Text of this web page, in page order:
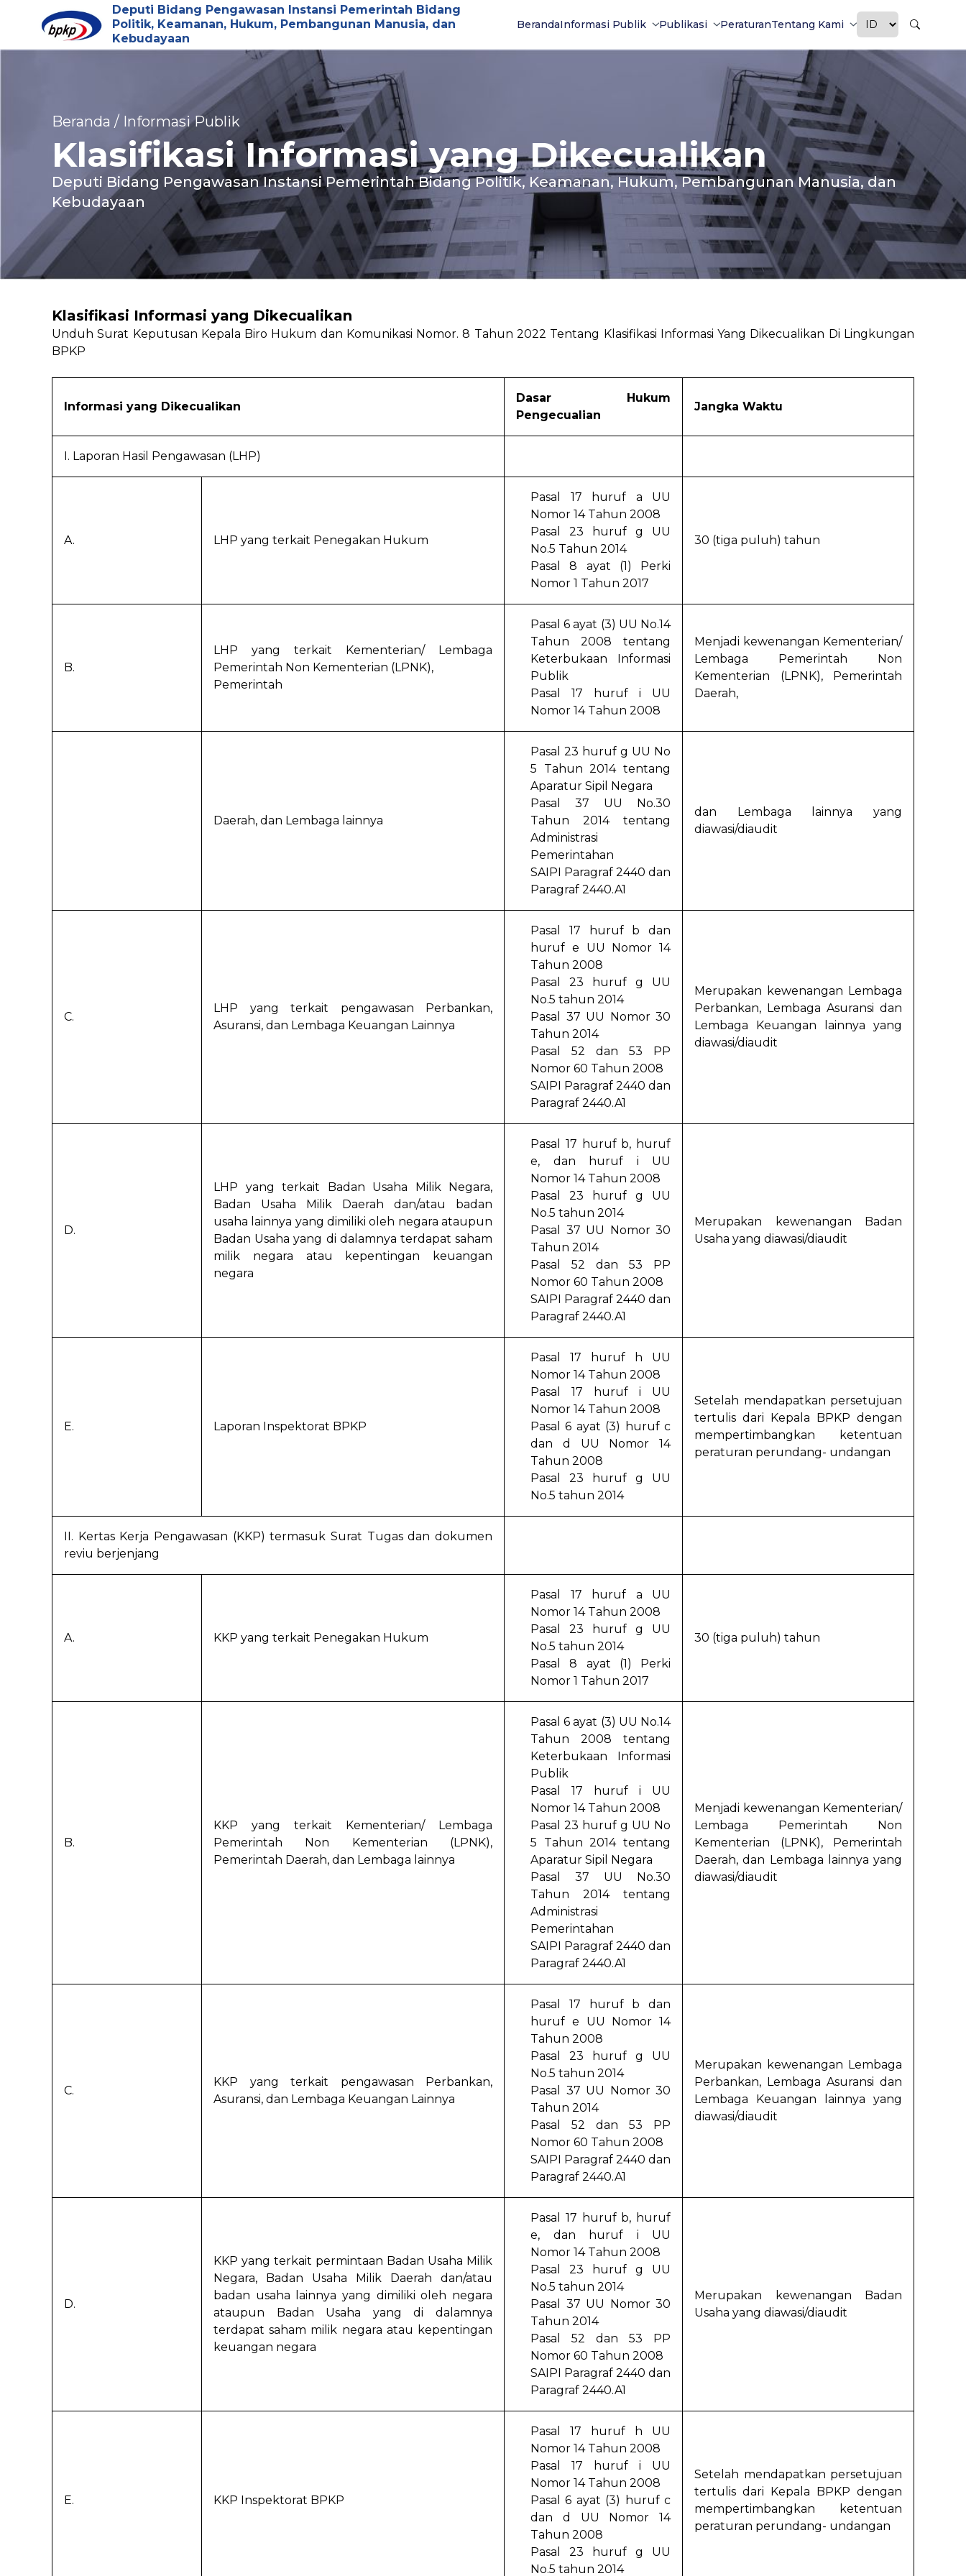
Deputi Bidang Pengawasan Instansi Pemerintah Bidang
Politik, Keamanan, Hukum, Pembangunan Manusia, dan
Kebudayaan
BerandaInformasi Publik Publikasi PeraturanTentang Kami
Beranda / Informasi Publik
Klasifikasi Informasi yang Dikecualikan
Deputi Bidang Pengawasan Instansi Pemerintah Bidang Politik, Keamanan, Hukum, Pembangunan Manusia, dan
Kebudayaan
Klasifikasi Informasi yang Dikecualikan
Unduh Surat Keputusan Kepala Biro Hukum dan Komunikasi Nomor. 8 Tahun 2022 Tentang Klasifikasi Informasi Yang Dikecualikan Di Lingkungan
BPKP
Informasi yang Dikecualikan
Dasar Hukum
Pengecualian
Jangka Waktu
I. Laporan Hasil Pengawasan (LHP)
A. LHP yang terkait Penegakan Hukum
Pasal 17 huruf a UU
Nomor 14 Tahun 2008
Pasal 23 huruf g UU
No.5 Tahun 2014
Pasal 8 ayat (1) Perki
Nomor 1 Tahun 2017
30 (tiga puluh) tahun
B.
LHP yang terkait Kementerian/ Lembaga
Pemerintah Non Kementerian (LPNK),
Pemerintah
Pasal 6 ayat (3) UU No.14
Tahun 2008 tentang
Keterbukaan Informasi
Publik
Pasal 17 huruf i UU
Nomor 14 Tahun 2008
Menjadi kewenangan Kementerian/
Lembaga Pemerintah Non
Kementerian (LPNK), Pemerintah
Daerah,
Daerah, dan Lembaga lainnya
Pasal 23 huruf g UU No
5 Tahun 2014 tentang
Aparatur Sipil Negara
Pasal 37 UU No.30
Tahun 2014 tentang
Administrasi
Pemerintahan
SAIPI Paragraf 2440 dan
Paragraf 2440.A1
dan Lembaga lainnya yang
diawasi/diaudit
C.
LHP yang terkait pengawasan Perbankan,
Asuransi, dan Lembaga Keuangan Lainnya
Pasal 17 huruf b dan
huruf e UU Nomor 14
Tahun 2008
Pasal 23 huruf g UU
No.5 tahun 2014
Pasal 37 UU Nomor 30
Tahun 2014
Pasal 52 dan 53 PP
Nomor 60 Tahun 2008
SAIPI Paragraf 2440 dan
Paragraf 2440.A1
Merupakan kewenangan Lembaga
Perbankan, Lembaga Asuransi dan
Lembaga Keuangan lainnya yang
diawasi/diaudit
D.
LHP yang terkait Badan Usaha Milik Negara,
Badan Usaha Milik Daerah dan/atau badan
usaha lainnya yang dimiliki oleh negara ataupun
Badan Usaha yang di dalamnya terdapat saham
milik negara atau kepentingan keuangan
negara
Pasal 17 huruf b, huruf
e, dan huruf i UU
Nomor 14 Tahun 2008
Pasal 23 huruf g UU
No.5 tahun 2014
Pasal 37 UU Nomor 30
Tahun 2014
Pasal 52 dan 53 PP
Nomor 60 Tahun 2008
SAIPI Paragraf 2440 dan
Paragraf 2440.A1
Merupakan kewenangan Badan
Usaha yang diawasi/diaudit
E. Laporan Inspektorat BPKP
Pasal 17 huruf h UU
Nomor 14 Tahun 2008
Pasal 17 huruf i UU
Nomor 14 Tahun 2008
Pasal 6 ayat (3) huruf c
dan d UU Nomor 14
Tahun 2008
Pasal 23 huruf g UU
No.5 tahun 2014
Setelah mendapatkan persetujuan
tertulis dari Kepala BPKP dengan
mempertimbangkan ketentuan
peraturan perundang- undangan
II. Kertas Kerja Pengawasan (KKP) termasuk Surat Tugas dan dokumen
reviu berjenjang
A. KKP yang terkait Penegakan Hukum
Pasal 17 huruf a UU
Nomor 14 Tahun 2008
Pasal 23 huruf g UU
No.5 tahun 2014
Pasal 8 ayat (1) Perki
Nomor 1 Tahun 2017
30 (tiga puluh) tahun
B.
KKP yang terkait Kementerian/ Lembaga
Pemerintah Non Kementerian (LPNK),
Pemerintah Daerah, dan Lembaga lainnya
Pasal 6 ayat (3) UU No.14
Tahun 2008 tentang
Keterbukaan Informasi
Publik
Pasal 17 huruf i UU
Nomor 14 Tahun 2008
Pasal 23 huruf g UU No
5 Tahun 2014 tentang
Aparatur Sipil Negara
Pasal 37 UU No.30
Tahun 2014 tentang
Administrasi
Pemerintahan
SAIPI Paragraf 2440 dan
Paragraf 2440.A1
Menjadi kewenangan Kementerian/
Lembaga Pemerintah Non
Kementerian (LPNK), Pemerintah
Daerah, dan Lembaga lainnya yang
diawasi/diaudit
C.
KKP yang terkait pengawasan Perbankan,
Asuransi, dan Lembaga Keuangan Lainnya
Pasal 17 huruf b dan
huruf e UU Nomor 14
Tahun 2008
Pasal 23 huruf g UU
No.5 tahun 2014
Pasal 37 UU Nomor 30
Tahun 2014
Pasal 52 dan 53 PP
Nomor 60 Tahun 2008
SAIPI Paragraf 2440 dan
Paragraf 2440.A1
Merupakan kewenangan Lembaga
Perbankan, Lembaga Asuransi dan
Lembaga Keuangan lainnya yang
diawasi/diaudit
D.
KKP yang terkait permintaan Badan Usaha Milik
Negara, Badan Usaha Milik Daerah dan/atau
badan usaha lainnya yang dimiliki oleh negara
ataupun Badan Usaha yang di dalamnya
terdapat saham milik negara atau kepentingan
keuangan negara
Pasal 17 huruf b, huruf
e, dan huruf i UU
Nomor 14 Tahun 2008
Pasal 23 huruf g UU
No.5 tahun 2014
Pasal 37 UU Nomor 30
Tahun 2014
Pasal 52 dan 53 PP
Nomor 60 Tahun 2008
SAIPI Paragraf 2440 dan
Paragraf 2440.A1
Merupakan kewenangan Badan
Usaha yang diawasi/diaudit
E. KKP Inspektorat BPKP
Pasal 17 huruf h UU
Nomor 14 Tahun 2008
Pasal 17 huruf i UU
Nomor 14 Tahun 2008
Pasal 6 ayat (3) huruf c
dan d UU Nomor 14
Tahun 2008
Pasal 23 huruf g UU
No.5 tahun 2014
Setelah mendapatkan persetujuan
tertulis dari Kepala BPKP dengan
mempertimbangkan ketentuan
peraturan perundang- undangan